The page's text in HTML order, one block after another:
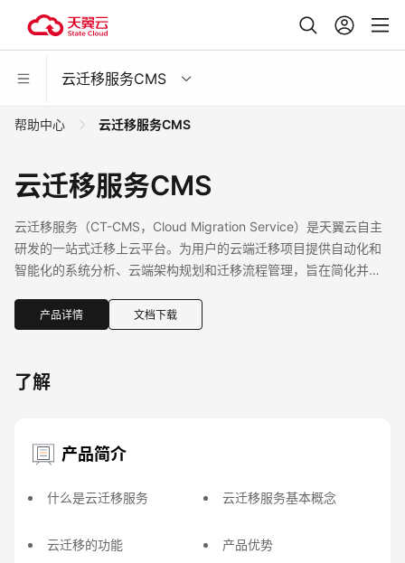
云迁移服务CMS
帮助中心 云迁移服务CMS
云迁移服务CMS
云迁移服务（CT-CMS，Cloud Migration Service）是天翼云自主
研发的一站式迁移上云平台。为用户的云端迁移项目提供自动化和
智能化的系统分析、云端架构规划和迁移流程管理，旨在简化并加
产品详情 文档下载
了解
产品简介
什么是云迁移服务 云迁移服务基本概念
云迁移的功能 产品优势